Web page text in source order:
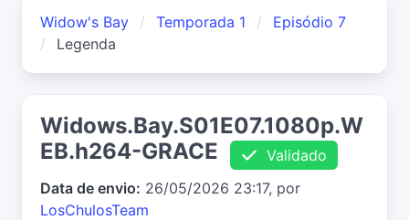
Widow's Bay Temporada 1
Episódio 7
Legenda
Widows.Bay.S01E07.1080p.W
EB.h264-GRACE
Validado
Data de envio: 26/05/2026 23:17, por
LosChulosTeam